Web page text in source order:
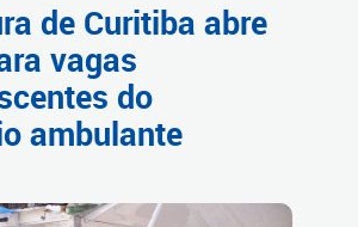
de Curitiba abre
vagas
do
ambulante